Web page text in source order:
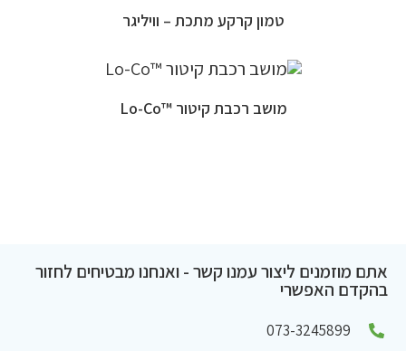
טמון קרקע מתכת – וויליגר
מושב רכבת קיטור ™Lo-Co
אתם מוזמנים ליצור עמנו קשר - ואנחנו מבטיחים לחזור
בהקדם האפשרי
073-3245899